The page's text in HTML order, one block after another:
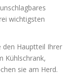
wichtigsten
den Hauptteil Ihrer
Kühlschrank,
sie am Herd.